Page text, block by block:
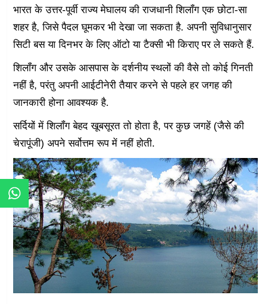
भारत के उत्तर-पूर्वी राज्य मेघालय की राजधानी शिलॉंग एक छोटा-सा
शहर है, जिसे पैदल घूमकर भी देखा जा सकता है. अपनी सुविधानुसार
सिटी बस या दिनभर के लिए ऑटो या टैक्सी भी किराए पर ले सकते हैं.
शिलॉंग और उसके आसपास के दर्शनीय स्थलों की वैसे तो कोई गिनती
नहीं है, परंतु अपनी आईटीनेरी तैयार करने से पहले हर जगह की
जानकारी होना आवश्यक है.
सर्दियों में शिलॉंग बेहद खूबसूरत तो होता है, पर कुछ जगहें (जैसे की
चेरापूंजी) अपने सर्वोत्तम रूप में नहीं होती.